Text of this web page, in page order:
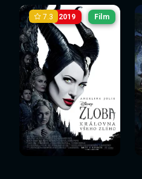
2019
Sledovat
nyní
7.3 Film
Sledovat nyní